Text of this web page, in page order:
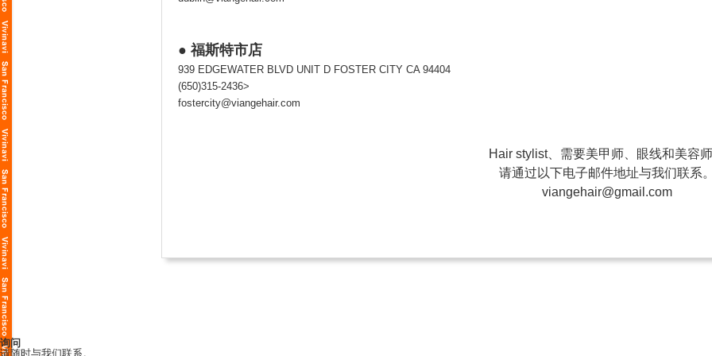
● 福斯特市店
939 EDGEWATER BLVD UNIT D FOSTER CITY CA 94404
(650)315-2436>
fostercity@viangehair.com
Hair stylist、需要美甲师、眼线和美容
请通过以下电子邮件地址与我们联系
viangehair@gmail.com
询问
请随时与我们联系。